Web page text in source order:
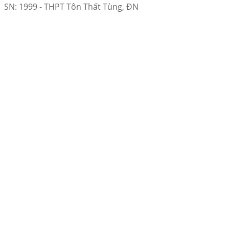
SN: 1999 - THPT Tôn Thất Tùng, ĐN